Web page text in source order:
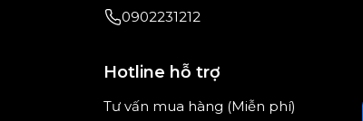
0902231212
Hotline hỗ trợ
Tư vấn mua hàng (Miễn phí)